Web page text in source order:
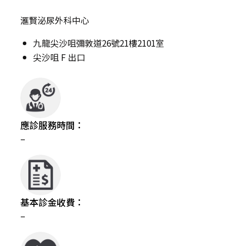
滙賢泌尿外科中心
九龍尖沙咀彌敦道26號21樓2101室
尖沙咀 F 出口
應診服務時間：
–
基本診金收費：
–